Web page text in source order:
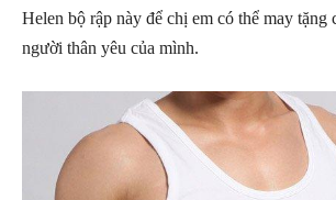
Helen bộ rập này để chị em có thể may tặng
người thân yêu của mình.